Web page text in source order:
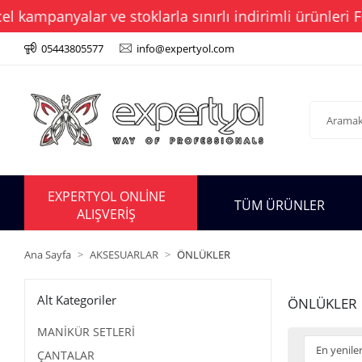
ve stoklarla sınırlı indirimli ürünleri
05443805577 info@expertyol.com
EXPERTYOL ONLİNE
ALIŞVERİŞ
TÜM ÜRÜNLER
Ana Sayfa AKSESUARLAR ÖNLÜKLER
Alt Kategoriler
MANİKÜR SETLERİ
ÇANTALAR
ÖNLÜKLER